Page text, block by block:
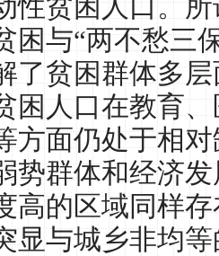
性贫困人口。
困与“两不愁三
了贫困群体多
困人口在教育
方面仍处于相
势群体和经济
高的区域同样
显与城乡非均